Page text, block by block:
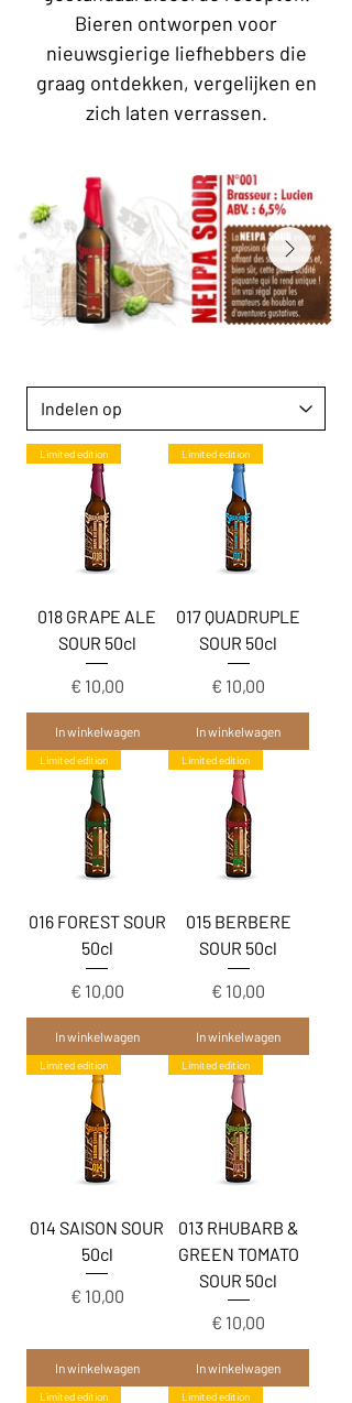
Bieren ontworpen voor
nieuwsgierige liefhebbers die
graag ontdekken, vergelijken en
zich laten verrassen.
Limited edition
018 GRAPE ALE
SOUR 50cl
Prijs
€ 10,00
In winkelwagen
Limited edition
017 QUADRUPLE
SOUR 50cl
Prijs
€ 10,00
In winkelwagen
Limited edition
016 FOREST SOUR
50cl
Prijs
€ 10,00
In winkelwagen
Limited edition
015 BERBERE
SOUR 50cl
Prijs
€ 10,00
In winkelwagen
Limited edition
014 SAISON SOUR
50cl
Prijs
€ 10,00
In winkelwagen
Limited edition
013 RHUBARB &
GREEN TOMATO
SOUR 50cl
Prijs
€ 10,00
In winkelwagen
Limited edition Limited edition